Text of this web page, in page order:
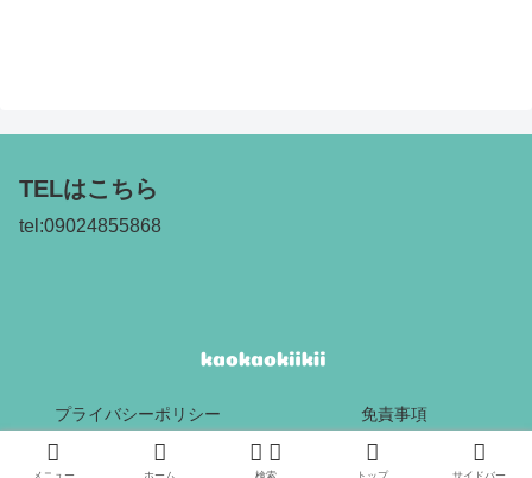
TELはこちら
tel:09024855868
プライバシーポリシー 免責事項
Copyright © 2017 kaokaokiikii All Rights Reserved.
メニュー ホーム 検索 トップ サイドバー